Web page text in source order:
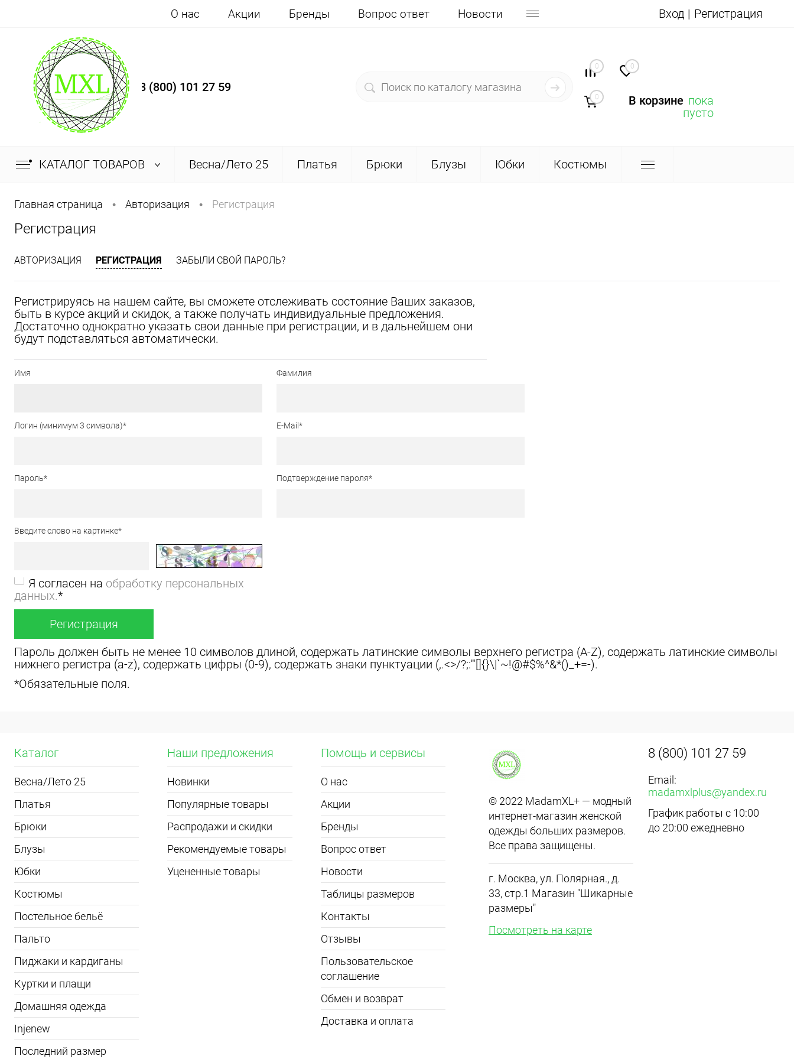
О нас Акции Бренды Вопрос ответ Новости Вход Регистрация
8 (800) 101 27 59
0 0
0 В корзине пока
пусто
КАТАЛОГ ТОВАРОВ Весна/Лето 25 Платья Брюки Блузы Юбки Костюмы
Главная страница • Авторизация • Регистрация
Регистрация
АВТОРИЗАЦИЯ РЕГИСТРАЦИЯ ЗАБЫЛИ СВОЙ ПАРОЛЬ?
Регистрируясь на нашем сайте, вы сможете отслеживать состояние Ваших заказов,
быть в курсе акций и скидок, а также получать индивидуальные предложения.
Достаточно однократно указать свои данные при регистрации, и в дальнейшем они
будут подставляться автоматически.
Имя Фамилия
Логин (минимум 3 символа)* E-Mail *
Пароль* Подтверждение пароля*
Введите слово на картинке*
Я согласен на обработку персональных
данных.*
Пароль должен быть не менее 10 символов длиной, содержать латинские символы верхнего регистра (A-Z), содержать латинские символы
нижнего регистра (a-z), содержать цифры (0-9), содержать знаки пунктуации (,.<>/?;:'"[]{}\|`~!@#$%^&*()_+=-).
*Обязательные поля.
Каталог
Весна/Лето 25
Платья
Брюки
Блузы
Юбки
Костюмы
Постельное бельё
Пальто
Пиджаки и кардиганы
Куртки и плащи
Домашняя одежда
Injenew
Последний размер
Наши предложения
Новинки
Популярные товары
Распродажи и скидки
Рекомендуемые товары
Уцененные товары
Помощь и сервисы
О нас
Акции
Бренды
Вопрос ответ
Новости
Таблицы размеров
Контакты
Отзывы
Пользовательское
соглашение
Обмен и возврат
Доставка и оплата
© 2022 MadamXL+ — модный
интернет-магазин женской
одежды больших размеров.
Все права защищены.
г. Москва, ул. Полярная., д.
33, стр.1 Магазин "Шикарные
размеры"
Посмотреть на карте
8 (800) 101 27 59
Email:
madamxlplus@yandex.ru
График работы с 10:00
до 20:00 ежедневно